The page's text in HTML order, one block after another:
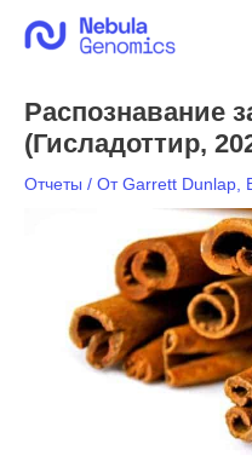
содержимому
Распознавание
(Гисладоттир,
Отчеты / ОтGarrett Dunlap,